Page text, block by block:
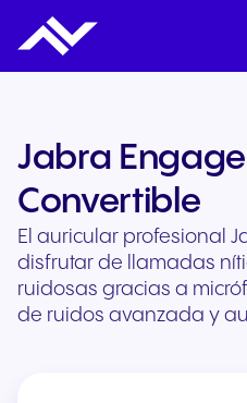
Jabra
Convertible
El auricular profesional
disfrutar de llamadas
ruidosas gracias a
de ruidos avanzada y